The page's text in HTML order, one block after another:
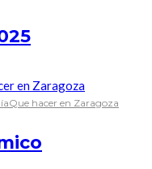
Que hacer en Zaragoza